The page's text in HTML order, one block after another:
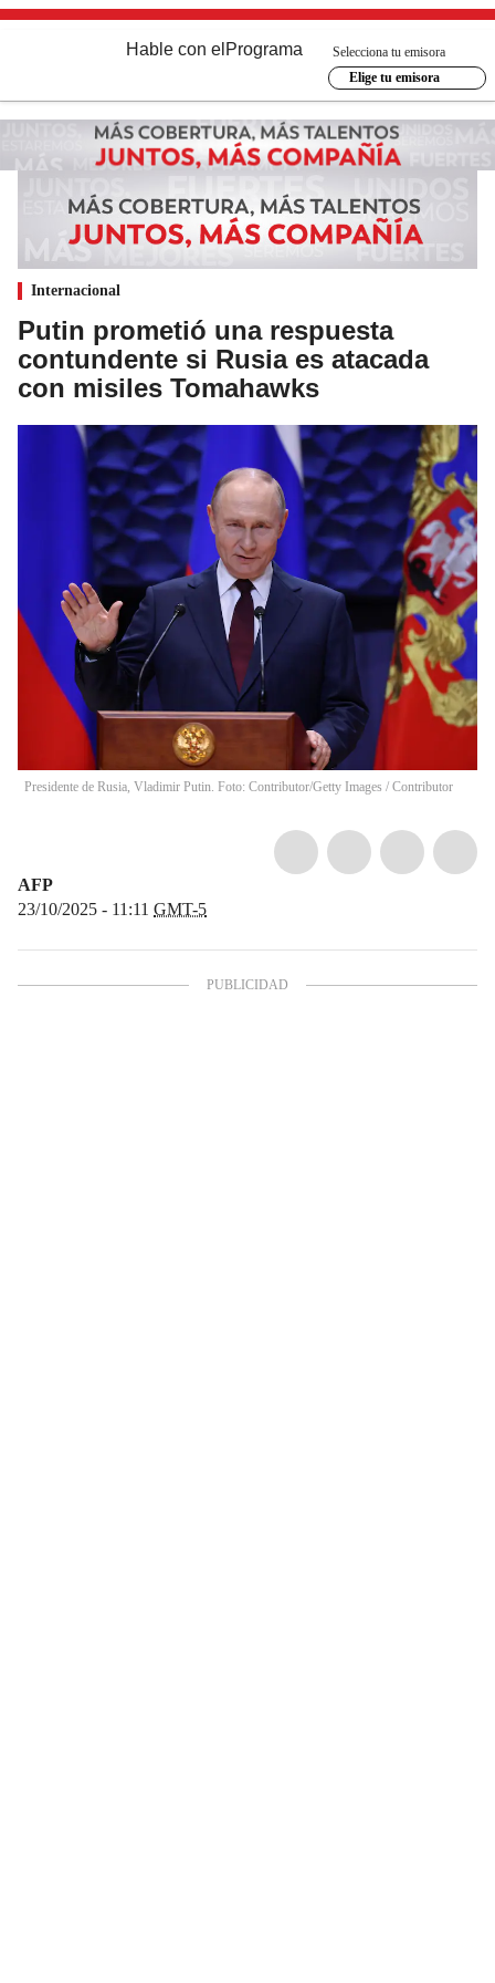
Hable con el Programa
Selecciona tu emisora
Elige tu emisora
Internacional
Putin prometió una respuesta
contundente si Rusia es atacada
con misiles Tomahawks
Presidente de Rusia, Vladimir Putin. Foto: Contributor/Getty Images / Contributor
AFP
23/10/2025 - 11:11 GMT-5